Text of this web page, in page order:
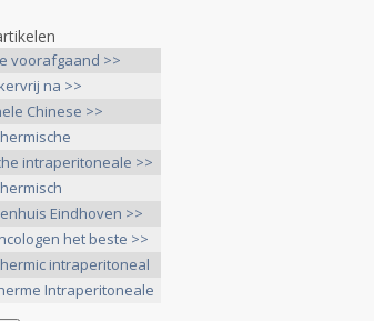
voorafgaand >>
na >>
Chinese >>
>>intraperitoneale >>
>>
Eindhoven >>
het beste >>
intraperitoneal
Intraperitoneale